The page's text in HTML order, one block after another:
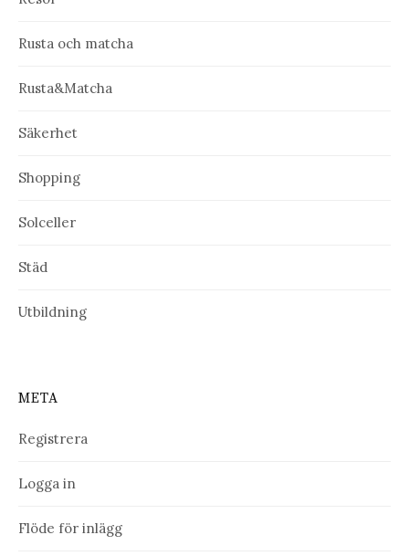
Rusta och matcha
Rusta&Matcha
Säkerhet
Shopping
Solceller
Städ
Utbildning
META
Registrera
Logga in
Flöde för inlägg